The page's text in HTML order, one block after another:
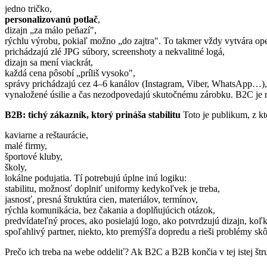
jedno tričko,
personalizovanú potlač,
dizajn „za málo peňazí",
rýchlu výrobu, pokiaľ možno „do zajtra". To takmer vždy vytvára
prichádzajú zlé JPG súbory, screenshoty a nekvalitné logá,
dizajn sa mení viackrát,
každá cena pôsobí „príliš vysoko",
správy prichádzajú cez 4–6 kanálov (Instagram, Viber, WhatsApp…),
vynaložené úsilie a čas nezodpovedajú skutočnému zárobku. B2C
B2B: tichý zákazník, ktorý prináša stabilitu Toto je publikum, z
kaviarne a reštaurácie,
malé firmy,
športové kluby,
školy,
lokálne podujatia. Tí potrebujú úplne inú logiku:
stabilitu, možnosť doplniť uniformy kedykoľvek je treba,
jasnosť, presná štruktúra cien, materiálov, termínov,
rýchla komunikácia, bez čakania a doplňujúcich otázok,
predvídateľný proces, ako posielajú logo, ako potvrdzujú dizajn,
spoľahlivý partner, niekto, kto premýšľa dopredu a rieši problémy
Prečo ich treba na webe oddeliť? Ak B2C a B2B končia v tej istej